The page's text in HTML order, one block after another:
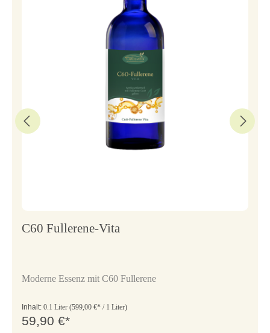
C60 Fullerene-Vita
Moderne Essenz mit C60 Fullerene
Inhalt: 0.1 Liter (599,00 €* / 1 Liter)
59,90 €*